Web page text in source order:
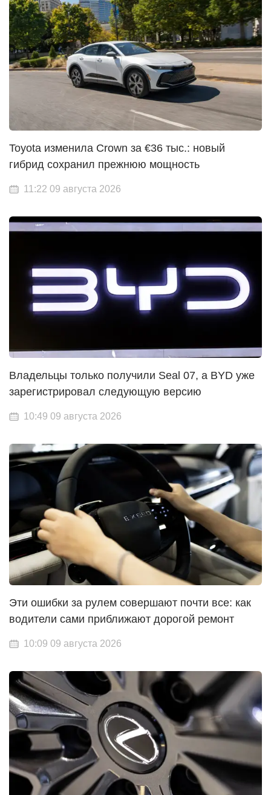
Toyota изменила Crown за €36 тыс.: новый
гибрид сохранил прежнюю мощность
11:22 09 августа 2026
Владельцы только получили Seal 07, а BYD уже
зарегистрировал следующую версию
10:49 09 августа 2026
Эти ошибки за рулем совершают почти все: как
водители сами приближают дорогой ремонт
10:09 09 августа 2026